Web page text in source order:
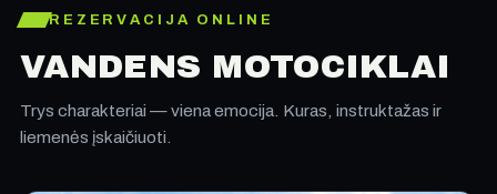
REZERVACIJA ONLINE
VANDENS MOTOCIKLAI
Trys charakteriai — viena emocija. Kuras, instruktažas ir
liemenės įskaičiuoti.